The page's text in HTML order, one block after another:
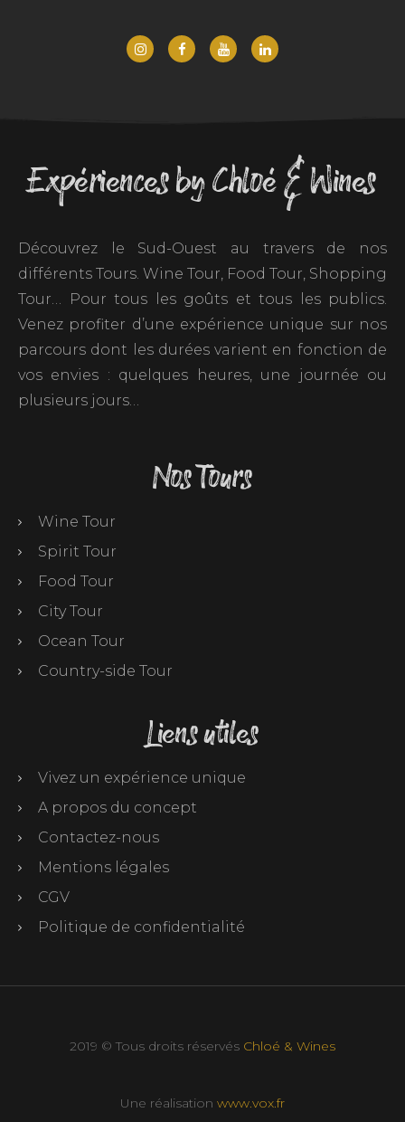
Expériences by Chloé & Wines
Découvrez le Sud-Ouest au travers de nos
différents Tours. Wine Tour, Food Tour, Shopping
Tour… Pour tous les goûts et tous les publics.
Venez profiter d’une expérience unique sur nos
parcours dont les durées varient en fonction de
vos envies : quelques heures, une journée ou
plusieurs jours…
Nos Tours
Wine Tour
Spirit Tour
Food Tour
City Tour
Ocean Tour
Country-side Tour
Liens utiles
Vivez un expérience unique
A propos du concept
Contactez-nous
Mentions légales
CGV
Politique de confidentialité
2019 © Tous droits réservés Chloé & Wines
Une réalisation www.vox.fr